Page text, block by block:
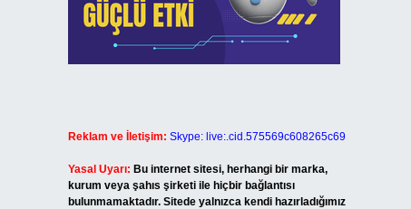
Reklam ve İletişim: Skype: live:.cid.575569c608265c69
Yasal Uyarı: Bu internet sitesi, herhangi bir marka,
kurum veya şahıs şirketi ile hiçbir bağlantısı
bulunmamaktadır. Sitede yalnızca kendi hazırladığımız